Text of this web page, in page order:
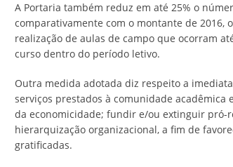
A Portaria também reduz em até 25% o
comparativamente com o montante de 2016,
realização de aulas de campo que ocorram
curso dentro do período letivo.
Outra medida adotada diz respeito a
serviços prestados à comunidade acadêmica
da economicidade; fundir e/ou extinguir
hierarquização organizacional, a fim de
gratificadas.